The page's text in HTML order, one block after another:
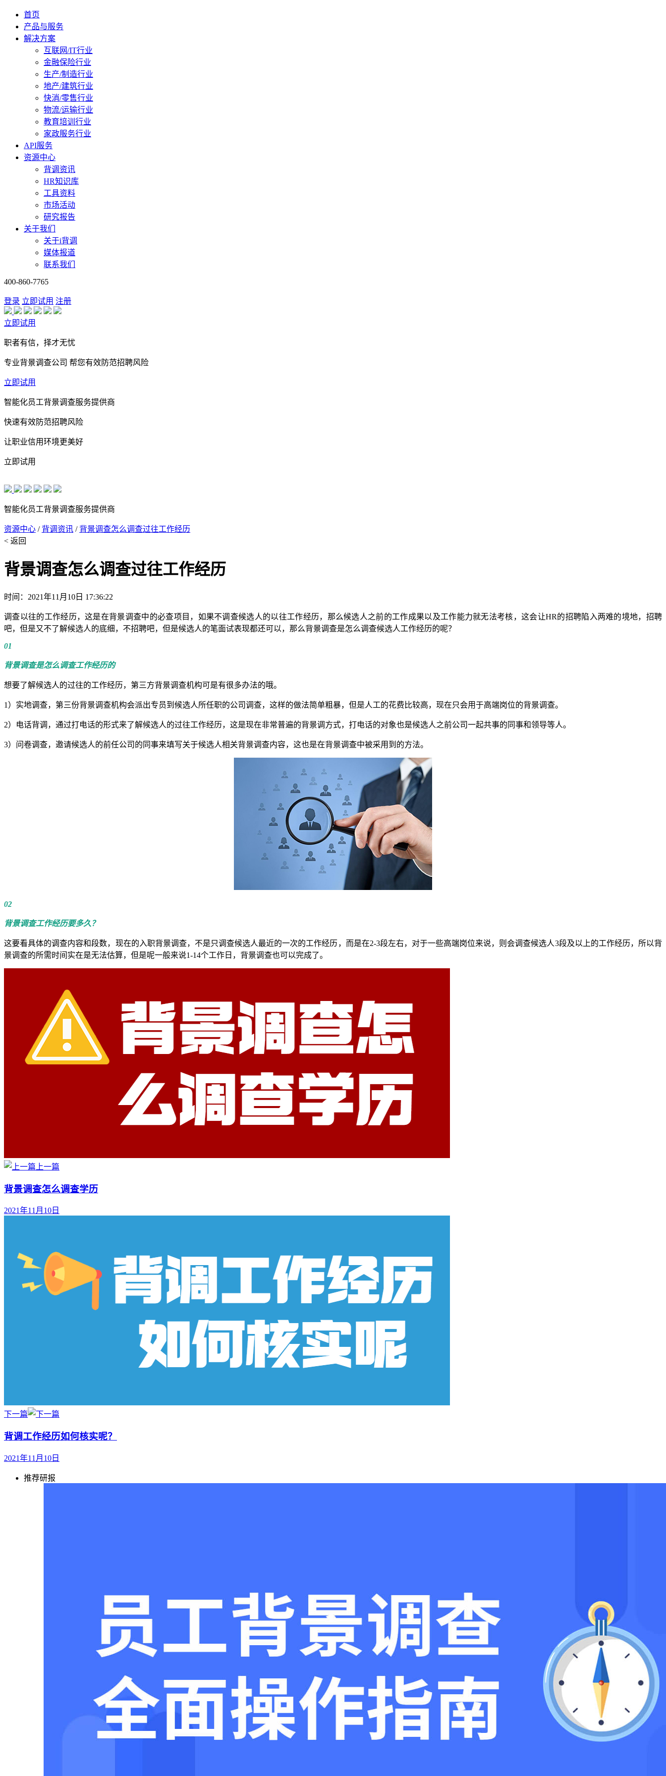
首页
产品与服务
解决方案
互联网/IT行业
金融保险行业
生产/制造行业
地产/建筑行业
快消/零售行业
物流/运输行业
教育培训行业
家政服务行业
API服务
资源中心
背调资讯
HR知识库
工具资料
市场活动
研究报告
关于我们
关于i背调
媒体报道
联系我们
400-860-7765
登录 立即试用 注册
立即试用
职者有信，择才无忧
专业背景调查公司 帮您有效防范招聘风险
立即试用
智能化员工背景调查服务提供商
快速有效防范招聘风险
让职业信用环境更美好
立即试用
智能化员工背景调查服务提供商
资源中心 / 背调资讯 / 背景调查怎么调查过往工作经历
< 返回
背景调查怎么调查过往工作经历
时间：2021年11月10日 17:36:22
调查以往的工作经历，这是在背景调查中的必查项目，如果不调查候选人的以往工作经历，那么候选人之前的工作成果以及工作能力就无法考核，这会让HR的招聘陷入两难的境地，招聘
吧，但是又不了解候选人的底细，不招聘吧，但是候选人的笔面试表现都还可以，那么背景调查是怎么调查候选人工作经历的呢？
01
背景调查是怎么调查工作经历的
想要了解候选人的过往的工作经历，第三方背景调查机构可是有很多办法的哦。
1）实地调查，第三份背景调查机构会派出专员到候选人所任职的公司调查，这样的做法简单粗暴，但是人工的花费比较高，现在只会用于高端岗位的背景调查。
2）电话背调，通过打电话的形式来了解候选人的过往工作经历，这是现在非常普遍的背景调方式，打电话的对象也是候选人之前公司一起共事的同事和领导等人。
3）问卷调查，邀请候选人的前任公司的同事来填写关于候选人相关背景调查内容，这也是在背景调查中被采用到的方法。
02
背景调查工作经历要多久？
这要看具体的调查内容和段数，现在的入职背景调查，不是只调查候选人最近的一次的工作经历，而是在2-3段左右，对于一些高端岗位来说，则会调查候选人3段及以上的工作经历，所以背
景调查的所需时间实在是无法估算，但是呢一般来说1-14个工作日，背景调查也可以完成了。
上一篇
背景调查怎么调查学历
2021年11月10日
下一篇
背调工作经历如何核实呢？
2021年11月10日
推荐研报